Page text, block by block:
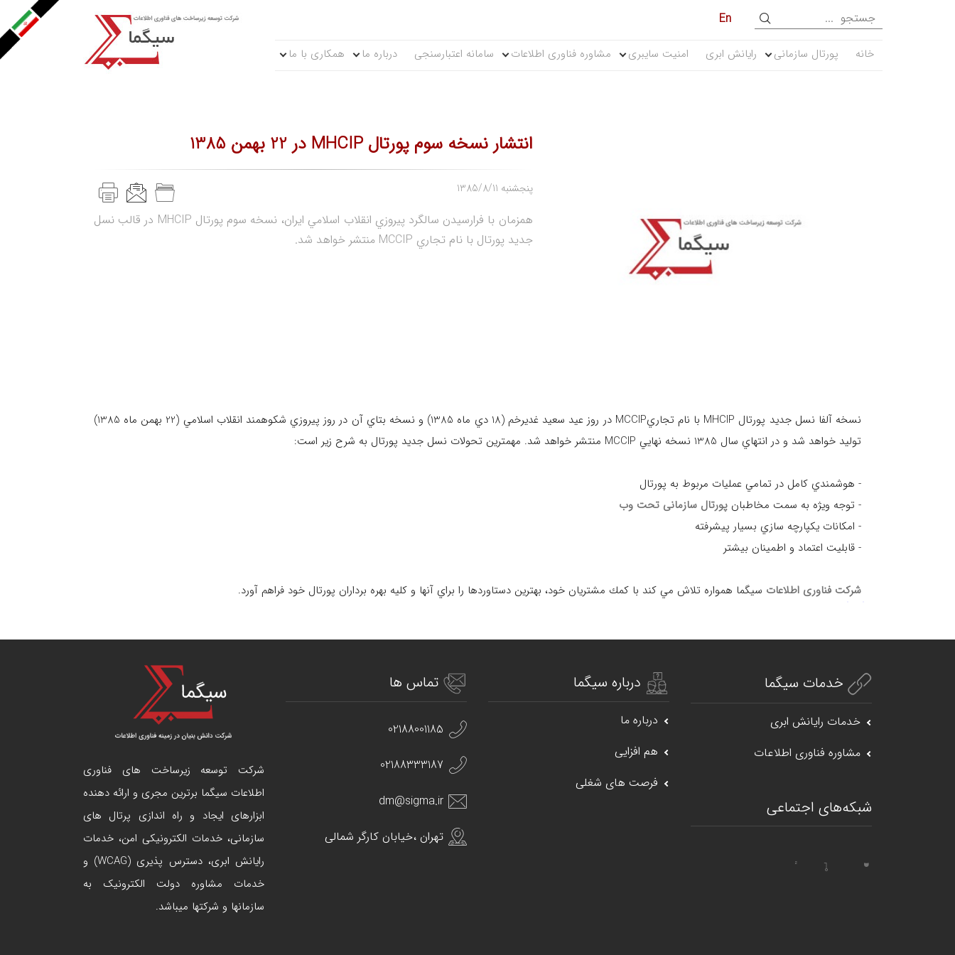
En
خانه پورتال سازمانی رایانش ابری امنیت سایبری مشاوره فناوری اطلاعات سامانه اعتبارسنجی درباره ما همکاری با ما
انتشار نسخه سوم پورتال MHCIP در 22 بهمن 1385
1385/8/11 پنجشنبه
همزمان با فرارسيدن سالگرد پيروزي انقلاب اسلامي ايران، نسخه سوم پورتال MHCIP در قالب نسل
جديد پورتال با نام تجاري MCCIP منتشر خواهد شد.
نسخه آلفا نسل جديد پورتال MHCIP با نام تجاريMCCIP در روز عيد سعيد غديرخم (18 دي ماه 1385) و نسخه بتاي آن در روز پيروزي شكوهمند انقلاب اسلامي (22 بهمن ماه 1385)
توليد خواهد شد و در انتهاي سال 1385 نسخه نهايي MCCIP منتشر خواهد شد. مهمترين تحولات نسل جديد پورتال به شرح زير است:
- هوشمندي كامل در تمامي عمليات مربوط به پورتال
- توجه ويژه به سمت مخاطبان پورتال سازمانی تحت وب
- امكانات يكپارچه سازي بسيار پيشرفته
- قابليت اعتماد و اطمينان بيشتر
شركت فناوری اطلاعات سيگما همواره تلاش مي كند با كمك مشتريان خود، بهترين دستاوردها را براي آنها و كليه بهره برداران پورتال خود فراهم آورد.
خدمات سیگما
خدمات رایانش ابری
مشاوره فناوری اطلاعات
شبکه‌های اجتماعی
درباره سیگما
درباره ما
هم افزایی
فرصت های شغلی
تماس ها
02188001185
02188333187
dm@sigma.ir
تهران ،خیابان کارگر شمالی
شرکت توسعه زیرساخت های فناوری
اطلاعات سیگما برترین مجری و ارائه دهنده
ابزارهای ایجاد و راه اندازی پرتال های
سازمانی، خدمات الکترونیکی امن، خدمات
رایانش ابری، دسترس پذیری (WCAG) و
خدمات مشاوره دولت الکترونیک به
سازمانها و شرکتها میباشد.